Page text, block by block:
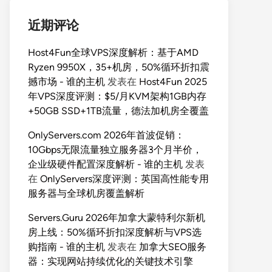
近期评论
Host4Fun全球VPS深度解析：基于AMD
Ryzen 9950X，35+机房，50%循环折扣震
撼市场 - 谁的主机 发表在 Host4Fun 2025
年VPS深度评测：$5/月KVM架构1GB内存
+50GB SSD+1TB流量，德法加机房全覆盖
OnlyServers.com 2026年首波促销：
10Gbps无限流量独立服务器3个月半价，
企业级硬件配置深度解析 - 谁的主机 发表
在 OnlyServers深度评测：英国高性能专用
服务器与全球机房覆盖解析
Servers.Guru 2026年加拿大蒙特利尔新机
房上线：50%循环折扣深度解析与VPS选
购指南 - 谁的主机 发表在 加拿大SEO服务
器：实现网站持续优化的关键技术引擎